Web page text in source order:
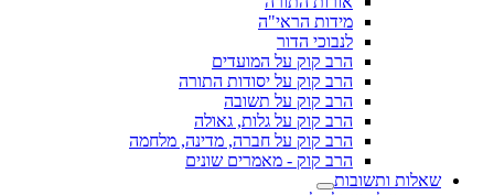
מידות הראי"ה
לנבוכי הדור
הרב קוק על המועדים
הרב קוק על יסודות התורה
הרב קוק על תשובה
הרב קוק על גלות, גאולה
הרב קוק על חברה, מדינה, מלחמה
הרב קוק - מאמרים שונים
שאלות ותשובות